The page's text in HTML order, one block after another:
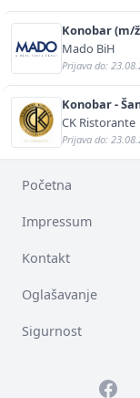
Konobar (m/
Mado BiH
Prijava do:
Konobar -
CK Ristorante
Prijava do:
Početna
Impressum
Kontakt
Oglašavanje
Sigurnost